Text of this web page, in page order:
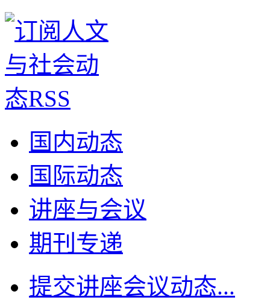
国内动态
国际动态
讲座与会议
期刊专递
提交讲座会议动态...